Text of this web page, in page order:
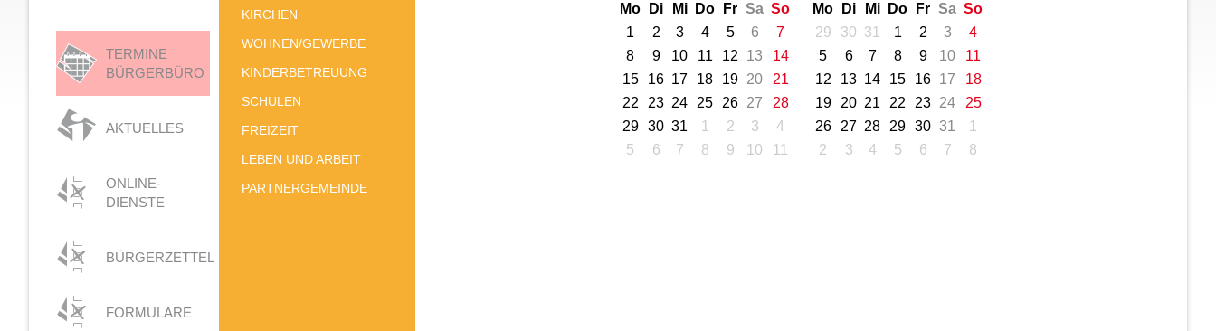
TERMINE
BÜRGERBÜRO
AKTUELLES
ONLINE-
DIENSTE
BÜRGERZETTEL
FORMULARE
KIRCHEN
WOHNEN/GEWERBE
KINDERBETREUUNG
SCHULEN
FREIZEIT
LEBEN UND ARBEIT
PARTNERGEMEINDE
Mo
Di Mi Do Fr Sa So
1
2 3 4 5 6
7
8
9 10 11 12 13
14
15
16 17 18 19 20
21
22
23 24 25 26 27
28
29
30 31 1 2 3
4
5
6 7 8 9 10 11
Mo
Di Mi Do Fr Sa So
29
30 31 1 2 3
4
5
6 7 8 9 10
11
12
13 14 15 16 17
18
19
20 21 22 23 24
25
26
27 28 29 30 31
1
2
3 4 5 6 7 8